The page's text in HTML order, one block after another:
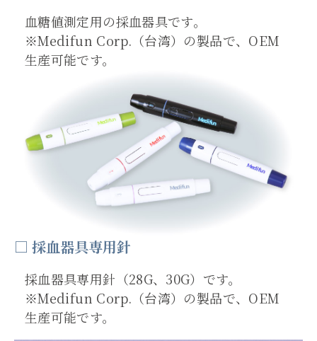
血糖値測定用の採血器具です。
※Medifun Corp.（台湾）の製品で、OEM
生産可能です。
□ 採血器具専用針
採血器具専用針（28G、30G）です。
※Medifun Corp.（台湾）の製品で、OEM
生産可能です。